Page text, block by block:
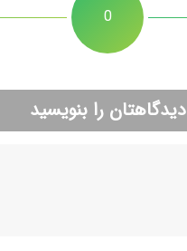
0
دیدگاهتان را بنویسید